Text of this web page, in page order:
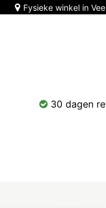
Fysieke winkel in
30 dagen